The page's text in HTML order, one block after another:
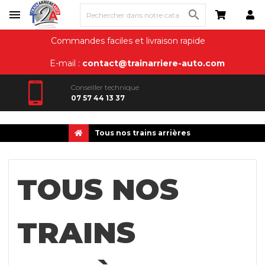

Commandes faciles et livraison rapide
E-mail : contact@trainarriere-auto.com
Conseiller technique
07 57 44 13 37
Tous nos trains arrières
TOUS NOS
TRAINS